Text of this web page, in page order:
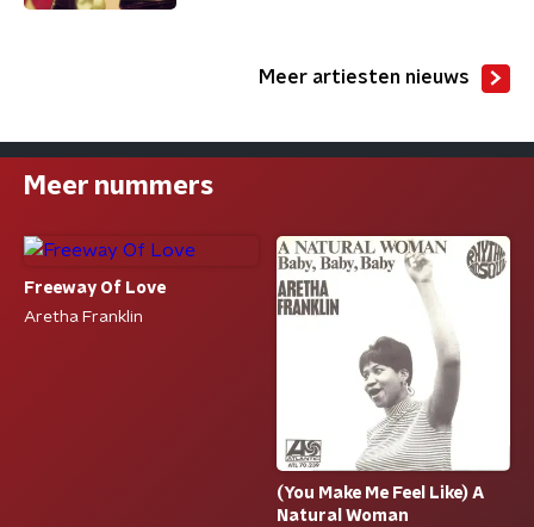
Meer artiesten nieuws
Meer nummers
Freeway Of Love
Aretha Franklin
(You Make Me Feel Like) A
Natural Woman